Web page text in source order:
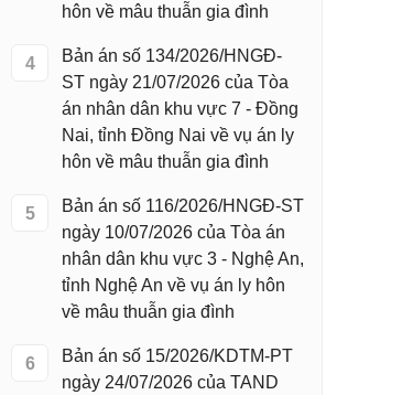
hôn về mâu thuẫn gia đình
4
Bản án số 134/2026/HNGĐ-
ST ngày 21/07/2026 của Tòa
án nhân dân khu vực 7 - Đồng
Nai, tỉnh Đồng Nai về vụ án ly
hôn về mâu thuẫn gia đình
5
Bản án số 116/2026/HNGĐ-ST
ngày 10/07/2026 của Tòa án
nhân dân khu vực 3 - Nghệ An,
tỉnh Nghệ An về vụ án ly hôn
về mâu thuẫn gia đình
6
Bản án số 15/2026/KDTM-PT
ngày 24/07/2026 của TAND